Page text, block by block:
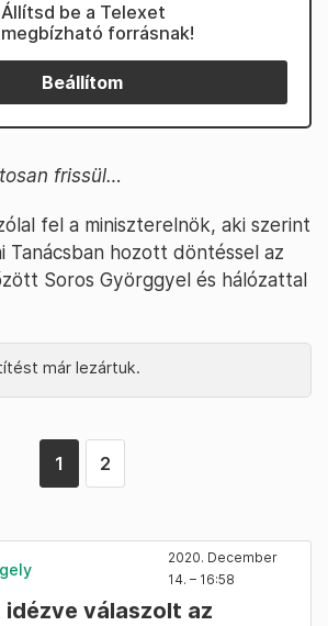
Állítsd be a Telexet
megbízható forrásnak!
Beállítom
frissül…
fel a miniszterelnök, aki szerint
Tanácsban hozott döntéssel az
Soros Györggyel és hálózattal
már lezártuk.
1 2
2020. December
14. – 16:58
válaszolt az